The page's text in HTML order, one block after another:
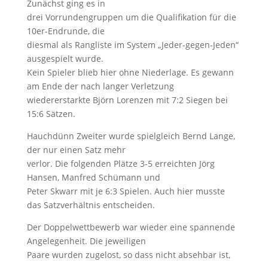
Zunächst ging es in
drei Vorrundengruppen um die Qualifikation für die
10er-Endrunde, die
diesmal als Rangliste im System „Jeder-gegen-Jeden“
ausgespielt wurde.
Kein Spieler blieb hier ohne Niederlage. Es gewann
am Ende der nach langer Verletzung
wiedererstarkte Björn Lorenzen mit 7:2 Siegen bei
15:6 Sätzen.
Hauchdünn Zweiter wurde spielgleich Bernd Lange,
der nur einen Satz mehr
verlor. Die folgenden Plätze 3-5 erreichten Jörg
Hansen, Manfred Schümann und
Peter Skwarr mit je 6:3 Spielen. Auch hier musste
das Satzverhältnis entscheiden.
Der Doppelwettbewerb war wieder eine spannende
Angelegenheit. Die jeweiligen
Paare wurden zugelost, so dass nicht absehbar ist,